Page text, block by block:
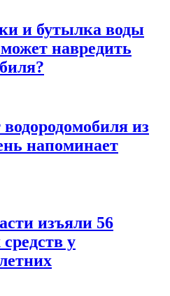
и бутылка воды
навредить
из
напоминает
изъяли 56
у